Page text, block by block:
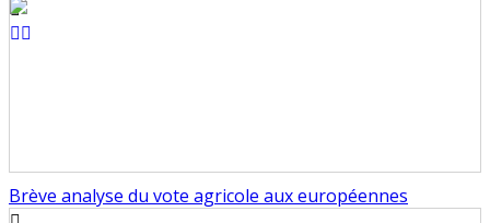
Brève analyse du vote agricole aux européennes